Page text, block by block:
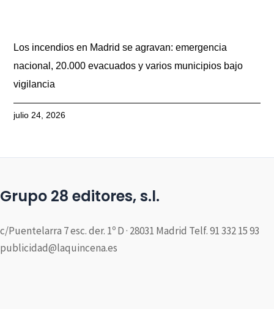
Los incendios en Madrid se agravan: emergencia
nacional, 20.000 evacuados y varios municipios bajo
vigilancia
julio 24, 2026
Grupo 28 editores, s.l.
c/Puentelarra 7 esc. der. 1º D · 28031 Madrid Telf. 91 332 15 93
publicidad@laquincena.es